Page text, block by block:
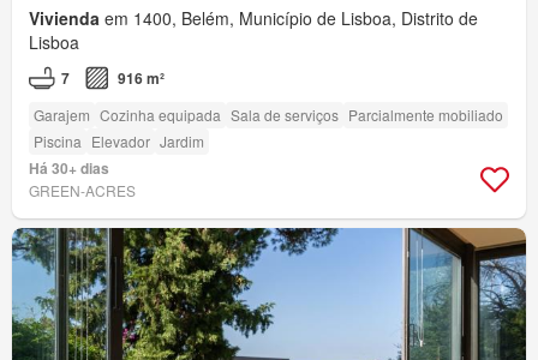
Vivienda em 1400, Belém, Município de Lisboa, Distrito de
Lisboa
7 916 m²
Garajem Cozinha equipada Sala de serviços Parcialmente mobiliado
Piscina Elevador Jardim
Há 30+ dias
GREEN-ACRES